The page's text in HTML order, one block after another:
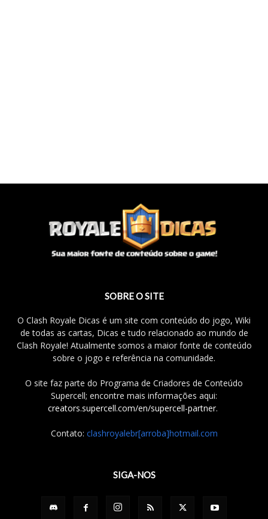
SOBRE O SITE
O Clash Royale Dicas é um site com conteúdo do jogo, Wiki
de todas as cartas, Dicas e tudo relacionado ao mundo de
Clash Royale! Atualmente somos a maior fonte de conteúdo
sobre o jogo e referência na comunidade.
O site faz parte do Programa de Criadores de Conteúdo
Supercell; encontre mais informações aqui:
creators.supercell.com/en/supercell-partner.
Contato: clashroyalebr[arroba]hotmail.com
SIGA-NOS